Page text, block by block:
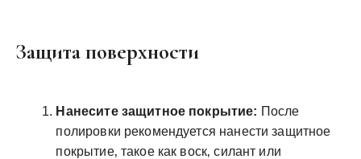
Защита поверхности
Нанесите защитное покрытие: После
полировки рекомендуется нанести защитное
покрытие‚ такое как воск‚ силант или